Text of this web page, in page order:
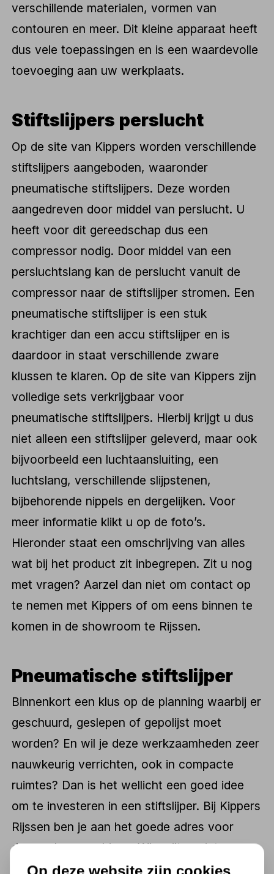
verschillende materialen, vormen van
contouren en meer. Dit kleine apparaat heeft
dus vele toepassingen en is een waardevolle
toevoeging aan uw werkplaats.
Stiftslijpers perslucht
Op de site van Kippers worden verschillende
stiftslijpers aangeboden, waaronder
pneumatische stiftslijpers. Deze worden
aangedreven door middel van perslucht. U
heeft voor dit gereedschap dus een
compressor nodig. Door middel van een
persluchtslang kan de perslucht vanuit de
compressor naar de stiftslijper stromen. Een
pneumatische stiftslijper is een stuk
krachtiger dan een accu stiftslijper en is
daardoor in staat verschillende zware
klussen te klaren. Op de site van Kippers zijn
volledige sets verkrijgbaar voor
pneumatische stiftslijpers. Hierbij krijgt u dus
niet alleen een stiftslijper geleverd, maar ook
bijvoorbeeld een luchtaansluiting, een
luchtslang, verschillende slijpstenen,
bijbehorende nippels en dergelijken. Voor
meer informatie klikt u op de foto’s.
Hieronder staat een omschrijving van alles
wat bij het product zit inbegrepen. Zit u nog
met vragen? Aarzel dan niet om contact op
te nemen met Kippers of om eens binnen te
komen in de showroom te Rijssen.
Pneumatische stiftslijper
Binnenkort een klus op de planning waarbij er
geschuurd, geslepen of gepolijst moet
worden? En wil je deze werkzaamheden zeer
nauwkeurig verrichten, ook in compacte
ruimtes? Dan is het wellicht een goed idee
om te investeren in een stiftslijper. Bij Kippers
Rijssen ben je aan het goede adres voor
deze schuurmachines. Wie wilt genieten van
een zeer krachtige machine, kan het best
Op deze website zijn cookies